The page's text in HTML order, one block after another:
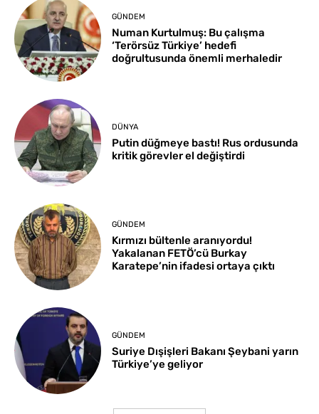
GÜNDEM
Numan Kurtulmuş: Bu çalışma
‘Terörsüz Türkiye’ hedefi
doğrultusunda önemli merhaledir
DÜNYA
Putin düğmeye bastı! Rus ordusunda
kritik görevler el değiştirdi
GÜNDEM
Kırmızı bültenle aranıyordu!
Yakalanan FETÖ’cü Burkay
Karatepe’nin ifadesi ortaya çıktı
GÜNDEM
Suriye Dışişleri Bakanı Şeybani yarın
Türkiye’ye geliyor